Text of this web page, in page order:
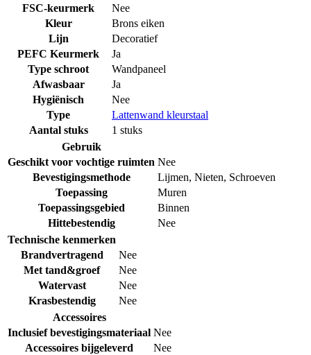
FSC-keurmerk
Nee
Kleur
Brons eiken
Lijn
Decoratief
PEFC Keurmerk
Ja
Type schroot
Wandpaneel
Afwasbaar
Ja
Hygiënisch
Nee
Type
Lattenwand kleurstaal
Aantal stuks
1 stuks
Gebruik
Geschikt voor vochtige ruimten Nee
Bevestigingsmethode
Lijmen, Nieten, Schroeven
Toepassing
Muren
Toepassingsgebied
Binnen
Hittebestendig
Nee
Technische kenmerken
Brandvertragend
Nee
Met tand&groef
Nee
Watervast
Nee
Krasbestendig
Nee
Accessoires
Inclusief bevestigingsmateriaal Nee
Accessoires bijgeleverd
Nee